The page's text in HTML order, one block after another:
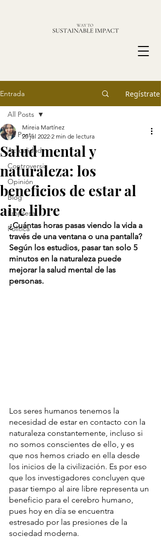
Entrada Regístrate
All Posts
Actualidad
Controversia
Opinión
Blog
Empresa
Política
All Posts
Salud mental y
naturaleza: los
beneficios de estar al
aire libre
Mireia Martínez
20 jul 2022 2 min de lectura
¿Cuántas horas pasas viendo la vida a
través de una ventana o una pantalla?
Según los estudios, pasar tan solo 5
minutos en la naturaleza puede
mejorar la salud mental de las
personas.
Los seres humanos tenemos la
necesidad de estar en contacto con la
naturaleza constantemente, incluso si
no somos conscientes de ello, y es
que nos hemos criado en ella desde
los inicios de la civilización. Es por eso
que los investigadores concluyen que
pasar tiempo al aire libre representa un
beneficio para el cerebro humano,
pues hoy en día se encuentra
estresado por las presiones de la
sociedad moderna.